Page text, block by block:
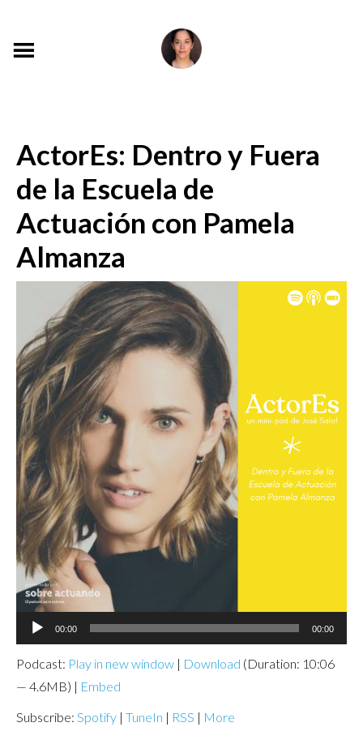
ActorEs: Dentro y Fuera
de la Escuela de
Actuación con Pamela
Almanza
Audio
Player
00:00 00:00
Podcast: Play in new window | Download (Duration: 10:06
— 4.6MB) | Embed
Subscribe: Spotify | TuneIn | RSS | More